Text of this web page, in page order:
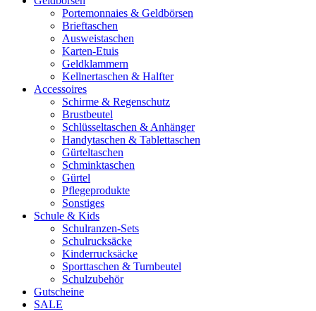
Portemonnaies & Geldbörsen
Brieftaschen
Ausweistaschen
Karten-Etuis
Geldklammern
Kellnertaschen & Halfter
Accessoires
Schirme & Regenschutz
Brustbeutel
Schlüsseltaschen & Anhänger
Handytaschen & Tablettaschen
Gürteltaschen
Schminktaschen
Gürtel
Pflegeprodukte
Sonstiges
Schule & Kids
Schulranzen-Sets
Schulrucksäcke
Kinderrucksäcke
Sporttaschen & Turnbeutel
Schulzubehör
Gutscheine
SALE